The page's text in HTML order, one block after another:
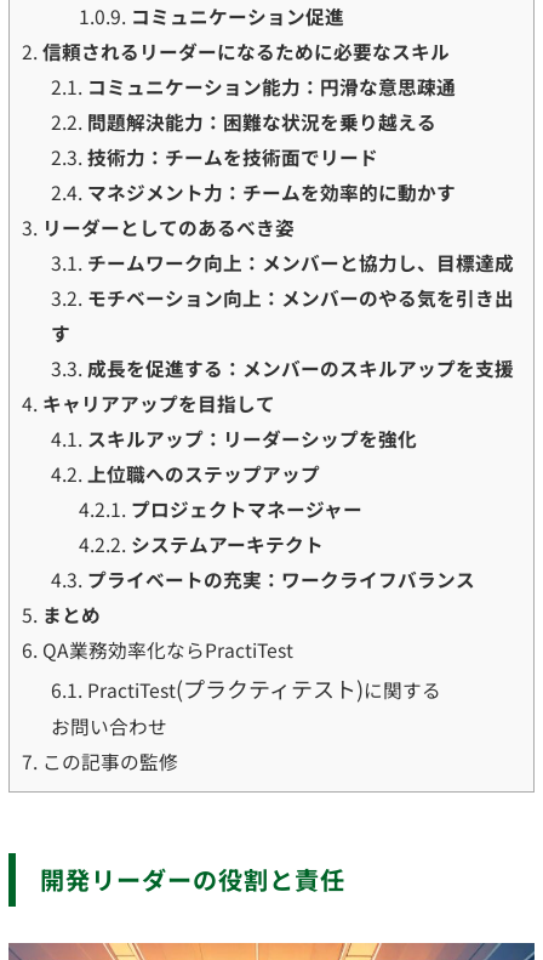
1.0.9. コミュニケーション促進
2.信頼されるリーダーになるために必要なスキル
2.1. コミュニケーション能力：円滑な意思疎通
2.2. 問題解決能力：困難な状況を乗り越える
2.3.技術力：チームを技術面でリード
2.4. マネジメント力：チームを効率的に動かす
3. リーダーとしてのあるべき姿
3.1. チームワーク向上：メンバーと協力し、目標達成
3.2. モチベーション向上：メンバーのやる気を引き出
す
3.3.成長を促進する：メンバーのスキルアップを支援
4. キャリアアップを目指して
4.1. スキルアップ：リーダーシップを強化
4.2.上位職へのステップアップ
4.2.1. プロジェクトマネージャー
4.2.2. システムアーキテクト
4.3. プライベートの充実：ワークライフバランス
5. まとめ
6. QA業務効率化ならPractiTest
6.1.PractiTest(プラクティテスト)に関する
お問い合わせ
7. この記事の監修
開発リーダーの役割と責任